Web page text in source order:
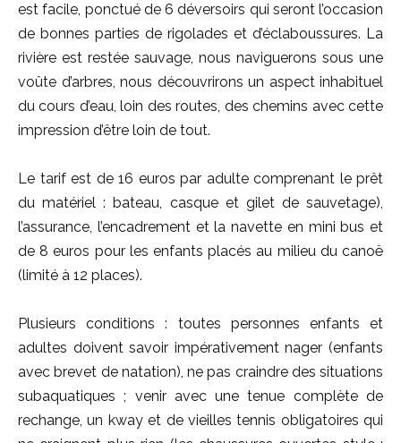
est facile, ponctué de 6 déversoirs qui seront l’occasion
de bonnes parties de rigolades et d’éclaboussures. La
rivière est restée sauvage, nous naviguerons sous une
voûte d’arbres, nous découvrirons un aspect inhabituel
du cours d’eau, loin des routes, des chemins avec cette
impression d’être loin de tout.
Le tarif est de 16 euros par adulte comprenant le prêt
du matériel : bateau, casque et gilet de sauvetage),
l’assurance, l’encadrement et la navette en mini bus et
de 8 euros pour les enfants placés au milieu du canoë
(limité à 12 places).
Plusieurs conditions : toutes personnes enfants et
adultes doivent savoir impérativement nager (enfants
avec brevet de natation), ne pas craindre des situations
subaquatiques ; venir avec une tenue complète de
rechange, un kway et de vieilles tennis obligatoires qui